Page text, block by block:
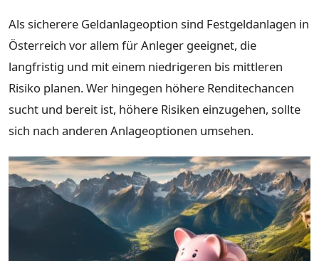
Als sicherere Geldanlageoption sind Festgeldanlagen in
Österreich vor allem für Anleger geeignet, die
langfristig und mit einem niedrigeren bis mittleren
Risiko planen. Wer hingegen höhere Renditechancen
sucht und bereit ist, höhere Risiken einzugehen, sollte
sich nach anderen Anlageoptionen umsehen.